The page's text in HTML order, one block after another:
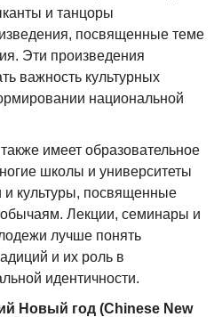
и танцоры
посвященные теме
Эти произведения
важность культурных
национальной
также имеет образовательное
школы и университеты
и культуры, посвященные
Лекции, семинары и
лучше понять
и их роль в
идентичности.
Новый год (Chinese New